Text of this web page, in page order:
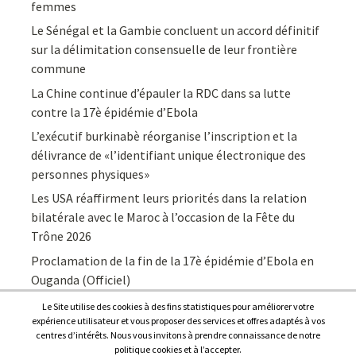
femmes
Le Sénégal et la Gambie concluent un accord définitif
sur la délimitation consensuelle de leur frontière
commune
La Chine continue d’épauler la RDC dans sa lutte
contre la 17è épidémie d’Ebola
L’exécutif burkinabè réorganise l’inscription et la
délivrance de «l’identifiant unique électronique des
personnes physiques»
Les USA réaffirment leurs priorités dans la relation
bilatérale avec le Maroc à l’occasion de la Fête du
Trône 2026
Proclamation de la fin de la 17è épidémie d’Ebola en
Ouganda (Officiel)
Le Site utilise des cookies à des fins statistiques pour améliorer votre
expérience utilisateur et vous proposer des services et offres adaptés à vos
centres d’intérêts. Nous vous invitons à prendre connaissance de notre
politique cookies et à l’accepter.